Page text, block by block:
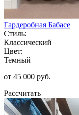
Гардеробная Бабасе
Стиль:
Классический
Цвет:
Темный
от 45 000 руб.
Рассчитать